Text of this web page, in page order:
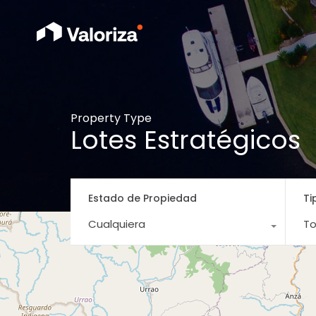
Property Type
Lotes Estratégicos
Estado de Propiedad
Cualquiera